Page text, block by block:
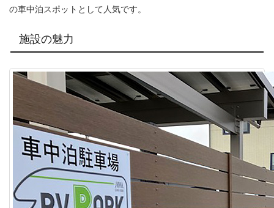
の車中泊スポットとして人気です。
施設の魅力